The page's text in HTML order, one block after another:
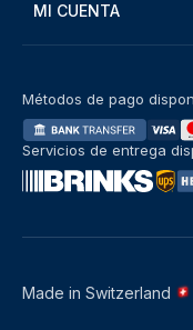
MI CUENTA
Made in Switzerland
Métodos de pago
Servicios de entrega